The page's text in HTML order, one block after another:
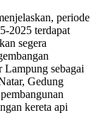
periode
2025 terdapat
segera
sebagai
Gedung
kereta api